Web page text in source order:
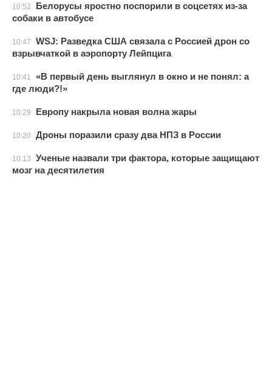
10:52
Белорусы яростно поспорили в соцсетях из-за
собаки в автобусе
10:47
WSJ: Разведка США связала с Россией дрон со
взрывчаткой в аэропорту Лейпцига
10:41
«В первый день выглянул в окно и не понял: а
где люди?!»
10:29 Европу накрыла новая волна жары
10:20 Дроны поразили сразу два НПЗ в России
10:13
Ученые назвали три фактора, которые защищают
мозг на десятилетия